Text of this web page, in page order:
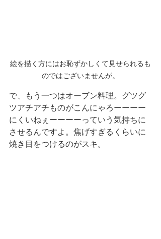
絵を描く方にはお恥ずかしくて見せられるも
のではございませんが。
で、もう一つはオーブン料理。グツグ
ツアチアチものがこんにゃろーーーー
にくいねぇーーーーっていう気持ちに
させるんですよ。焦げすぎるくらいに
焼き目をつけるのがスキ。